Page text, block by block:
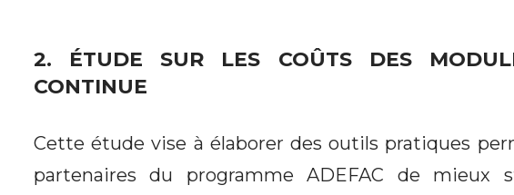
2. ÉTUDE SUR LES COÛTS DES
CONTINUE
Cette étude vise à élaborer des outils pratiques
partenaires du programme ADEFAC de mieux